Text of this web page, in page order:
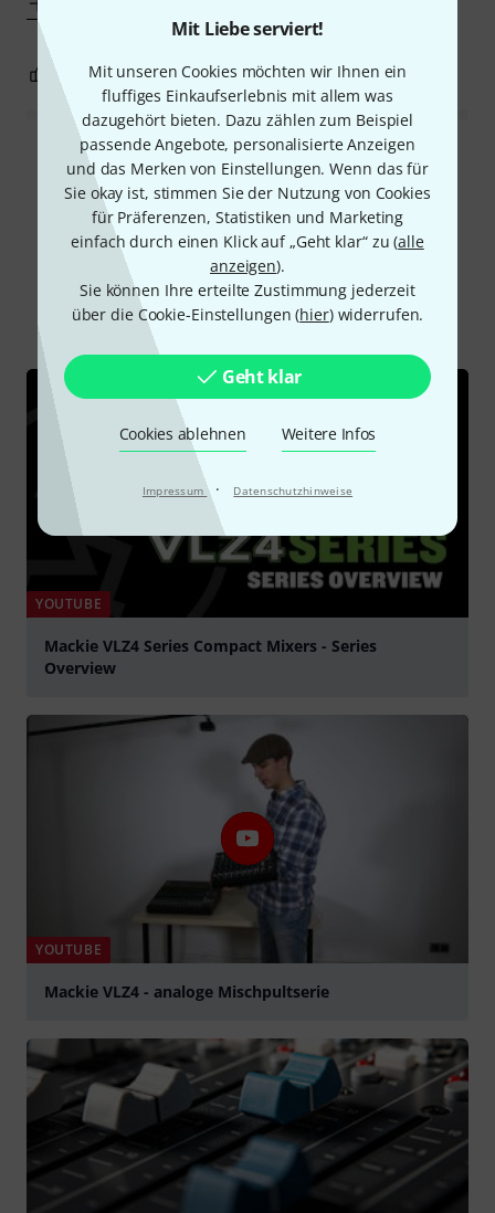
Mit Liebe serviert!
Mit unseren Cookies möchten wir Ihnen ein
fluffiges Einkaufserlebnis mit allem was
dazugehört bieten. Dazu zählen zum Beispiel
passende Angebote, personalisierte Anzeigen
und das Merken von Einstellungen. Wenn das für
Sie okay ist, stimmen Sie der Nutzung von Cookies
für Präferenzen, Statistiken und Marketing
einfach durch einen Klick auf „Geht klar“ zu (alle
anzeigen).
Sie können Ihre erteilte Zustimmung jederzeit
über die Cookie-Einstellungen (hier) widerrufen.
Geht klar
Cookies ablehnen Weitere Infos
Impressum · Datenschutzhinweise
4 2 BEWERTUNG MELDEN
Alle Bewertungen lesen
Schon gewusst?
Alle Videos Ratgeber Downloads
YOUTUBE
Mackie VLZ4 Series Compact Mixers - Series
Overview
YOUTUBE
Mackie VLZ4 - analoge Mischpultserie